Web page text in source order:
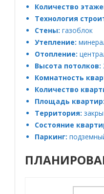
Количество
Технология
Стены: газоблок
Утепление:
Отопление:
Высота потолков:
Комнатность
Количество
Площадь квартир:
Территория:
Состояние
Паркинг: